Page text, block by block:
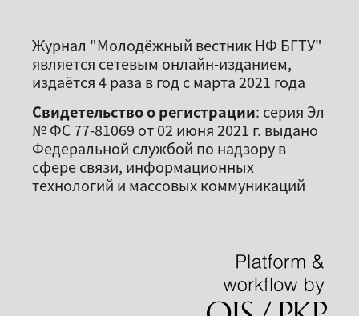
Журнал "Молодёжный вестник НФ БГТУ"
является сетевым онлайн-изданием,
издаётся 4 раза в год с марта 2021 года
Свидетельство о регистрации: серия Эл
№ ФС 77-81069 от 02 июня 2021 г. выдано
Федеральной службой по надзору в
сфере связи, информационных
технологий и массовых коммуникаций